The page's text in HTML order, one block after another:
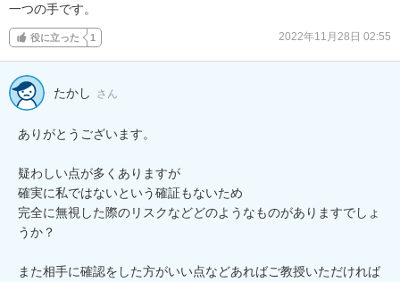
一つの手です。
役に立った 1 2022年11月28日 02:55
たかし さん
ありがとうございます。
疑わしい点が多くありますが
確実に私ではないという確証もないため
完全に無視した際のリスクなどどのようなものがありますでしょ
うか？
また相手に確認をした方がいい点などあればご教授いただければ